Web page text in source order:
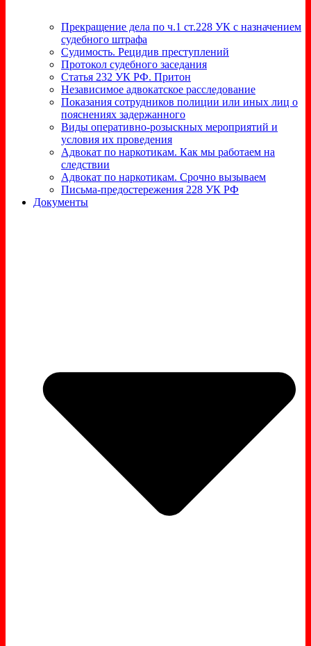
Прекращение дела по ч.1 ст.228 УК с назначением
судебного штрафа
Судимость. Рецидив преступлений
Протокол судебного заседания
Статья 232 УК РФ. Притон
Независимое адвокатское расследование
Показания сотрудников полиции или иных лиц о
пояснениях задержанного
Виды оперативно-розыскных мероприятий и
условия их проведения
Адвокат по наркотикам. Как мы работаем на
следствии
Адвокат по наркотикам. Срочно вызываем
Письма-предостережения 228 УК РФ
Документы